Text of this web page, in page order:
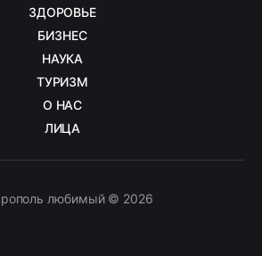
ЗДОРОВЬЕ
БИЗНЕС
НАУКА
ТУРИЗМ
О НАС
ЛИЦА
любимый © 2026